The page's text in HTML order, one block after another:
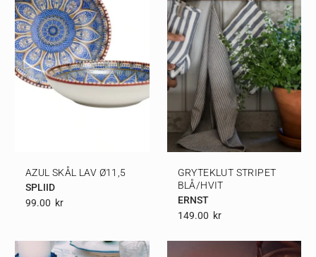
AZUL SKÅL LAV Ø11,5
SPLIID
99.00 Kr
GRYTEKLUT STRIPET
BLÅ/HVIT
ERNST
149.00 Kr